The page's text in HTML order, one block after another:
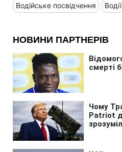
Водійське посвідчення Водії